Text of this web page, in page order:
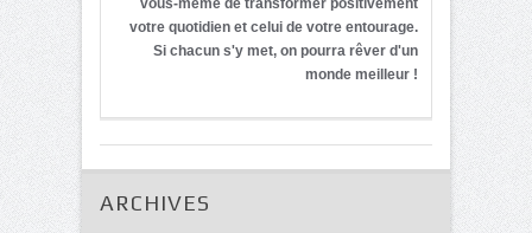
votre quotidien et celui de votre entourage.
Si chacun s'y met, on pourra rêver d'un
monde meilleur !
ARCHIVES